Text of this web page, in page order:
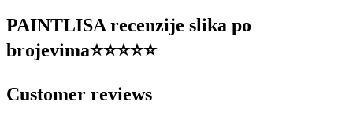
PAINTLISA recenzije slika po
brojevima⭐️⭐️⭐️⭐️⭐️
Customer reviews